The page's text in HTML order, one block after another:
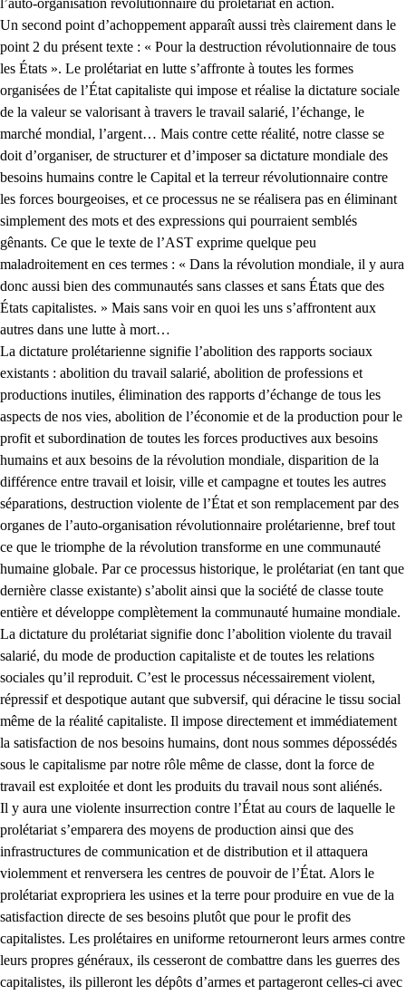
l’auto-organisation révolutionnaire du prolétariat en action.
Un second point d’achoppement apparaît aussi très clairement dans le
point 2 du présent texte : « Pour la destruction révolutionnaire de tous
les États ». Le prolétariat en lutte s’affronte à toutes les formes
organisées de l’État capitaliste qui impose et réalise la dictature sociale
de la valeur se valorisant à travers le travail salarié, l’échange, le
marché mondial, l’argent… Mais contre cette réalité, notre classe se
doit d’organiser, de structurer et d’imposer sa dictature mondiale des
besoins humains contre le Capital et la terreur révolutionnaire contre
les forces bourgeoises, et ce processus ne se réalisera pas en éliminant
simplement des mots et des expressions qui pourraient semblés
gênants. Ce que le texte de l’AST exprime quelque peu
maladroitement en ces termes : « Dans la révolution mondiale, il y aura
donc aussi bien des communautés sans classes et sans États que des
États capitalistes. » Mais sans voir en quoi les uns s’affrontent aux
autres dans une lutte à mort…
La dictature prolétarienne signifie l’abolition des rapports sociaux
existants : abolition du travail salarié, abolition de professions et
productions inutiles, élimination des rapports d’échange de tous les
aspects de nos vies, abolition de l’économie et de la production pour le
profit et subordination de toutes les forces productives aux besoins
humains et aux besoins de la révolution mondiale, disparition de la
différence entre travail et loisir, ville et campagne et toutes les autres
séparations, destruction violente de l’État et son remplacement par des
organes de l’auto-organisation révolutionnaire prolétarienne, bref tout
ce que le triomphe de la révolution transforme en une communauté
humaine globale. Par ce processus historique, le prolétariat (en tant que
dernière classe existante) s’abolit ainsi que la société de classe toute
entière et développe complètement la communauté humaine mondiale.
La dictature du prolétariat signifie donc l’abolition violente du travail
salarié, du mode de production capitaliste et de toutes les relations
sociales qu’il reproduit. C’est le processus nécessairement violent,
répressif et despotique autant que subversif, qui déracine le tissu social
même de la réalité capitaliste. Il impose directement et immédiatement
la satisfaction de nos besoins humains, dont nous sommes dépossédés
sous le capitalisme par notre rôle même de classe, dont la force de
travail est exploitée et dont les produits du travail nous sont aliénés.
Il y aura une violente insurrection contre l’État au cours de laquelle le
prolétariat s’emparera des moyens de production ainsi que des
infrastructures de communication et de distribution et il attaquera
violemment et renversera les centres de pouvoir de l’État. Alors le
prolétariat expropriera les usines et la terre pour produire en vue de la
satisfaction directe de ses besoins plutôt que pour le profit des
capitalistes. Les prolétaires en uniforme retourneront leurs armes contre
leurs propres généraux, ils cesseront de combattre dans les guerres des
capitalistes, ils pilleront les dépôts d’armes et partageront celles-ci avec